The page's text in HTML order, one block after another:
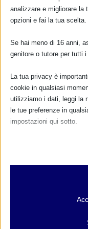
Non ci sono eventi
FARMACI IN
GRAVIDANZA
analizzare e migliorare la
opzioni e fai la tua scelta.
Se hai meno di 16 anni,
genitore o tutore per tutti
La tua privacy è
cookie in qualsiasi
utilizziamo i dati, leggi la
le tue preferenze in
impostazioni qui sotto.
Essenziali
I cookie e i servizi
e servizi non